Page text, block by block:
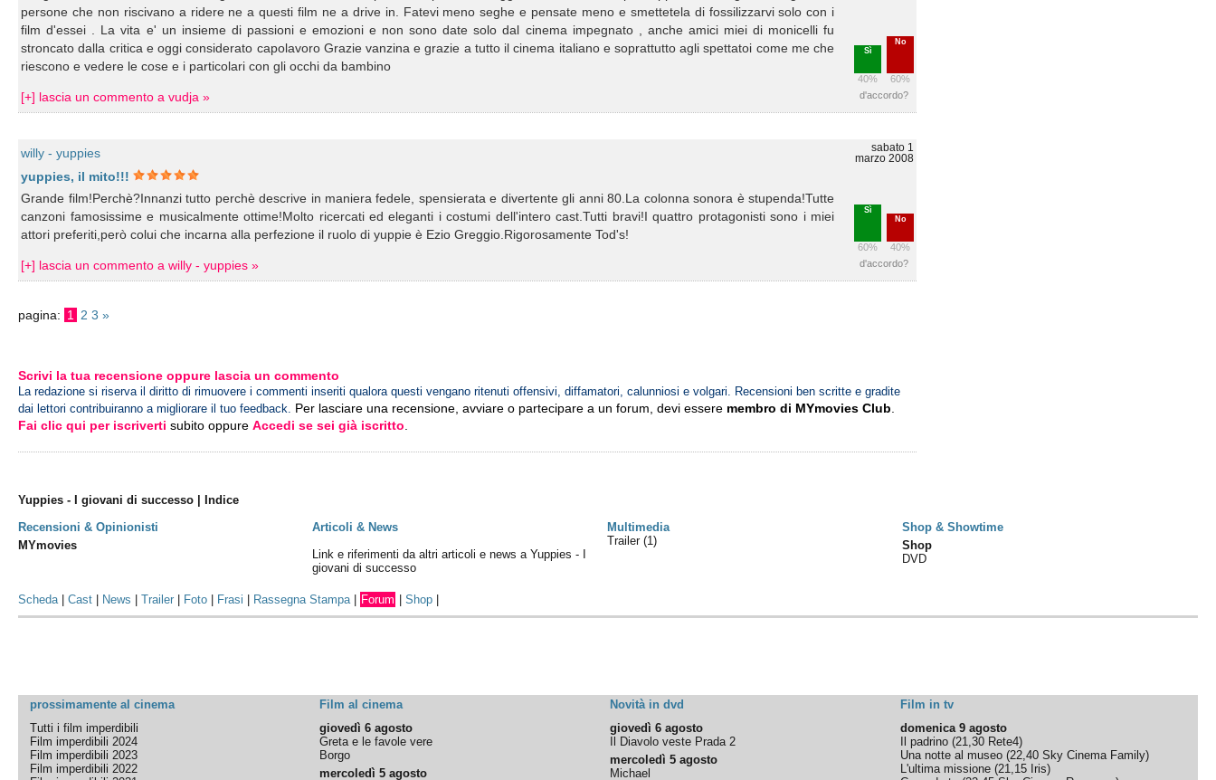
Sì
40%
No
60%
persone che non riscivano a ridere ne a questi film ne a drive in. Fatevi meno seghe e pensate meno e smettetela di fossilizzarvi solo con i
film d'essei . La vita e' un insieme di passioni e emozioni e non sono date solo dal cinema impegnato , anche amici miei di monicelli fu
stroncato dalla critica e oggi considerato capolavoro Grazie vanzina e grazie a tutto il cinema italiano e soprattutto agli spettatoi come me che
riescono e vedere le cose e i particolari con gli occhi da bambino
[+] lascia un commento a vudja » d'accordo?
willy - yuppies
sabato 1
marzo 2008
yuppies, il mito!!!
Sì
60%
No
40%
Grande film!Perchè?Innanzi tutto perchè descrive in maniera fedele, spensierata e divertente gli anni 80.La colonna sonora è stupenda!Tutte
canzoni famosissime e musicalmente ottime!Molto ricercati ed eleganti i costumi dell'intero cast.Tutti bravi!I quattro protagonisti sono i miei
attori preferiti,però colui che incarna alla perfezione il ruolo di yuppie è Ezio Greggio.Rigorosamente Tod's!
[+] lascia un commento a willy - yuppies » d'accordo?
pagina: 1 2 3 »
Scrivi la tua recensione oppure lascia un commento
La redazione si riserva il diritto di rimuovere i commenti inseriti qualora questi vengano ritenuti offensivi, diffamatori, calunniosi e volgari. Recensioni ben scritte e gradite
dai lettori contribuiranno a migliorare il tuo feedback. Per lasciare una recensione, avviare o partecipare a un forum, devi essere membro di MYmovies Club
Fai clic qui per iscriverti subito oppureAccedi se sei già iscritto
Yuppies - I giovani di successo | Indice
Recensioni & Opinionisti
Articoli & News Multimedia
Shop & Showtime
MYmovies
Link e riferimenti da altri articoli e news a Yuppies - I
giovani di successo
Trailer (1)
Shop
DVD
Scheda|Cast News |Trailer Foto Frasi Rassegna Stampa| Forum |Shop
prossimamente al cinema Film al cinema Novità in dvd
Film in tv
Tutti i film imperdibili
Film imperdibili 2024
Film imperdibili 2023
Film imperdibili 2022
giovedì 6 agosto
Greta e le favole vere
Borgo
mercoledì 5 agosto
giovedì 6 agosto
Il Diavolo veste Prada 2
mercoledì 5 agosto
Michael
domenica 9 agosto
Il padrino (21,30 Rete4)
Una notte al museo (22,40 Sky Cinema Family)
L'ultima missione (21,15 Iris)